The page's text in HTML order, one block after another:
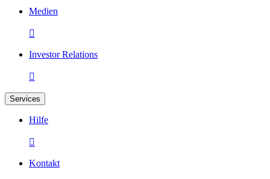
Medien

Investor Relations

Services
Hilfe

Kontakt